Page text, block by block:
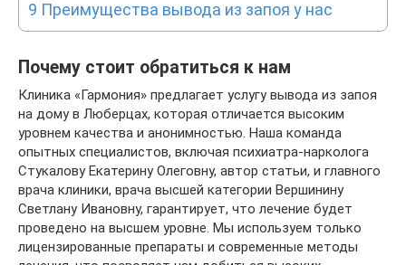
9 Преимущества вывода из запоя у нас
Почему стоит обратиться к нам
Клиника «Гармония» предлагает услугу вывода из запоя
на дому в Люберцах, которая отличается высоким
уровнем качества и анонимностью. Наша команда
опытных специалистов, включая психиатра-нарколога
Стукалову Екатерину Олеговну, автор статьи, и главного
врача клиники, врача высшей категории Вершинину
Светлану Ивановну, гарантирует, что лечение будет
проведено на высшем уровне. Мы используем только
лицензированные препараты и современные методы